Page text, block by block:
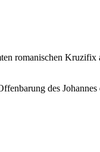
romanischen
des